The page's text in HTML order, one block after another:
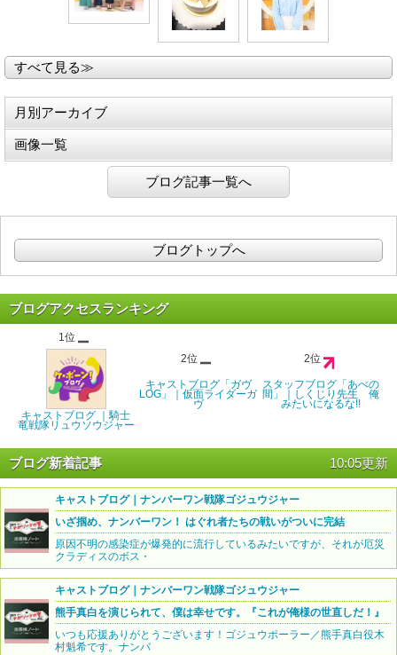
すべて見る≫
月別アーカイブ
画像一覧
ブログ記事一覧へ
ブログトップへ
ブログアクセスランキング
1位
キャストブログ ｜騎士
竜戦隊リュウソウジャー
2位
キャストブログ「ガヴ
LOG」｜仮面ライダーガ
ヴ
2位
スタッフブログ「あべの
間」｜しくじり先生 俺
みたいになるな!!
ブログ新着記事 10:05更新
キャストブログ｜ナンバーワン戦隊ゴジュウジャー
いざ掴め、ナンバーワン！ はぐれ者たちの戦いがついに完結
原因不明の感染症が爆発的に流行しているみたいですが、それが厄災
クラディスのボス・
キャストブログ｜ナンバーワン戦隊ゴジュウジャー
熊手真白を演じられて、僕は幸せです。『これが俺様の世直しだ！』
いつも応援ありがとうございます！ゴジュウポーラー／熊手真白役木
村魁希です。ナンバ